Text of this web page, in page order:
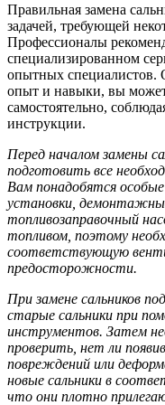
Правильная замена
задачей, требующей
Профессионалы
специализированном
опытных специалистов.
опыт и навыки, вы
самостоятельно,
инструкции.
Перед началом замены
подготовить все
Вам понадобятся
установки,
топливозаправочный
топливом, поэтому
соответствующую
предосторожности.
При замене сальников
старые сальники при
инструментов. Затем
проверить, нет ли
повреждений или
новые сальники в
что они плотно